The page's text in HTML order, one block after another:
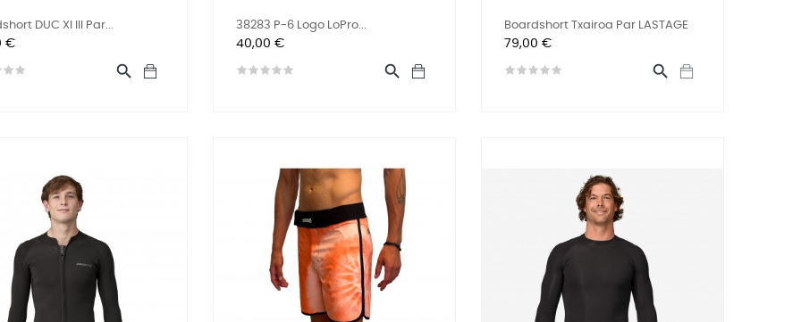
DUC XI III Par...
€

38283 P-6 Logo LoPro...
Prix
40,00 €

Boardshort Txairoa Par LASTAGE
Prix
79,00 €
